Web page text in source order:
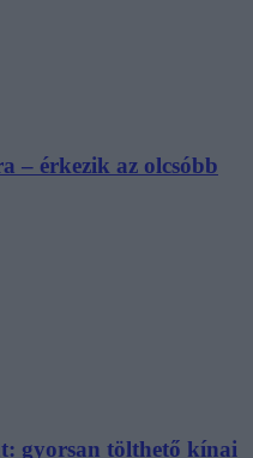
– érkezik az olcsóbb
gyorsan tölthető kínai